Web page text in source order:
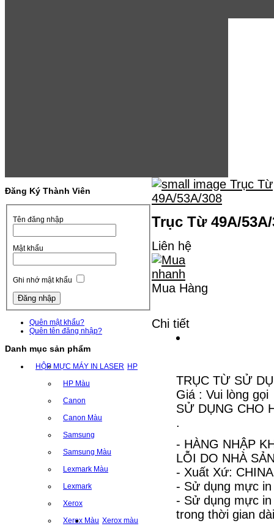
Đăng Ký Thành Viên
Tên đăng nhập
Mật khẩu
Ghi nhớ mật khẩu
Quên mật khẩu?
Quên tên đăng nhập?
Danh mục sản phẩm
HỘP MỰC MÁY IN LASER HP
HP Màu
Canon
Canon Màu
Samsung
Samsung Màu
Lexmark Màu
Lexmark
Xerox
Xerox Màu Xerox màu
Trục Từ 49A/53A/
Liên hệ
Mua Hàng
Chi tiết
TRỤC TỪ SỬ
Giá : Vui lòng gọi
SỬ DỤNG CHO
.
- HÀNG NHẬP
LỖI DO NHÀ
- Xuất Xứ: CHINA
- Sử dụng mực
- Sử dụng mực
trong thời gian